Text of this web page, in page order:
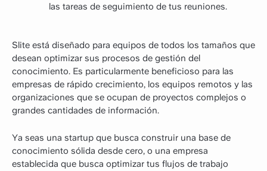
las tareas de seguimiento de tus reuniones.
Slite está diseñado para equipos de todos los tamaños que
desean optimizar sus procesos de gestión del
conocimiento. Es particularmente beneficioso para las
empresas de rápido crecimiento, los equipos remotos y las
organizaciones que se ocupan de proyectos complejos o
grandes cantidades de información.
Ya seas una startup que busca construir una base de
conocimiento sólida desde cero, o una empresa
establecida que busca optimizar tus flujos de trabajo